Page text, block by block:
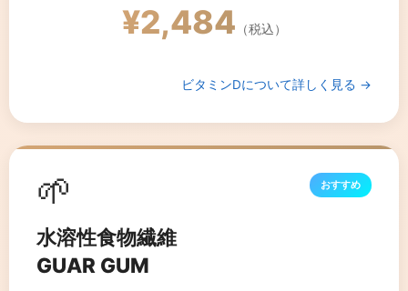
✓ 免疫力をサポートしたい方
✓ 室内で過ごすことが多い方
¥2,484 （税込）
ビタミンDについて詳しく見る →
🌱 おすすめ
水溶性食物繊維
GUAR GUM